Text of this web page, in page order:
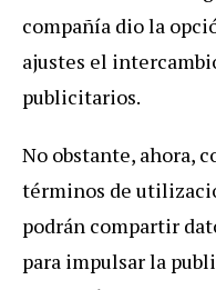
compañía dio la
ajustes el
publicitarios.
No obstante, ahora,
términos de
podrán compartir
para impulsar la